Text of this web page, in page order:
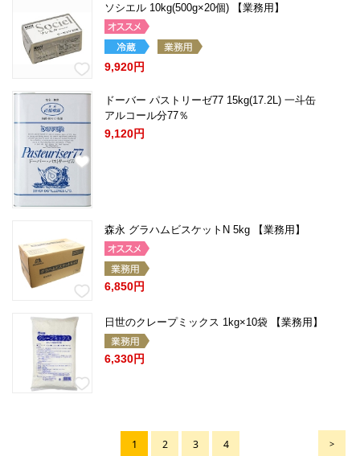
ソシエル 10kg(500g×20個) 【業務用】
9,920円
ドーバー パストリーゼ77 15kg(17.2L) 一斗缶
アルコール分77％
9,120円
森永 グラハムビスケットN 5kg 【業務用】
6,850円
日世のクレープミックス 1kg×10袋 【業務用】
6,330円
>
1 2 3 4